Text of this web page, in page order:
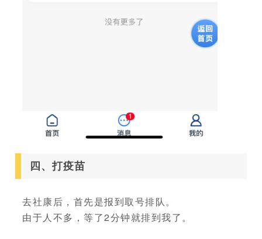
四、打疫苗
去社康后，首先是报到取号排队。
由于人不多，等了2分钟就排到我了。